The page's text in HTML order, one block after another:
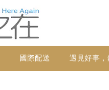
國際配送 遇見好事